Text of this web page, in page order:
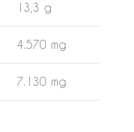
13,3 g
4.570 mg
7.130 mg